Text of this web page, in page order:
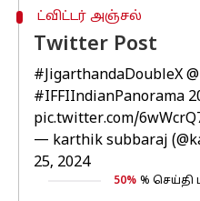
ட்விட்டர் அஞ்சல்
Twitter Post
#JigarthandaDoubleX
#IFFIIndianPanorama
pic.twitter.com/
— karthik subbaraj
25, 2024
50% % செய்தி